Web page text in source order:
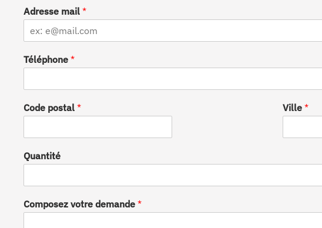
t
i
Adresse mail *
Téléphone *
Code postal * Ville*
Quantité
Composez votre demande *